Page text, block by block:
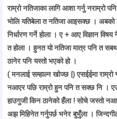
राम्रो नतिजाका लागि आशा गर्नु नराम्रो
भोलि यतिबेला त नतिजा आइसक्छ । अबको
निर्धारण गर्ने होला । ए + आए विज्ञान
त होला । हुनत यो नतिजा मात्र पनि त
ठानेर पनि यस्तो भएको हो ।
( मनलाई सम्हाल्न खोज्छ |) एसईईमा
नआएर पछि राम्रो हुन पनि त सक्छ नि ।
हाउगुजी किन ठानेको हँला ! सोचे जस्तो
अझ मिहिनेत गर्नुपर्छ भनेर बुभुँला ।